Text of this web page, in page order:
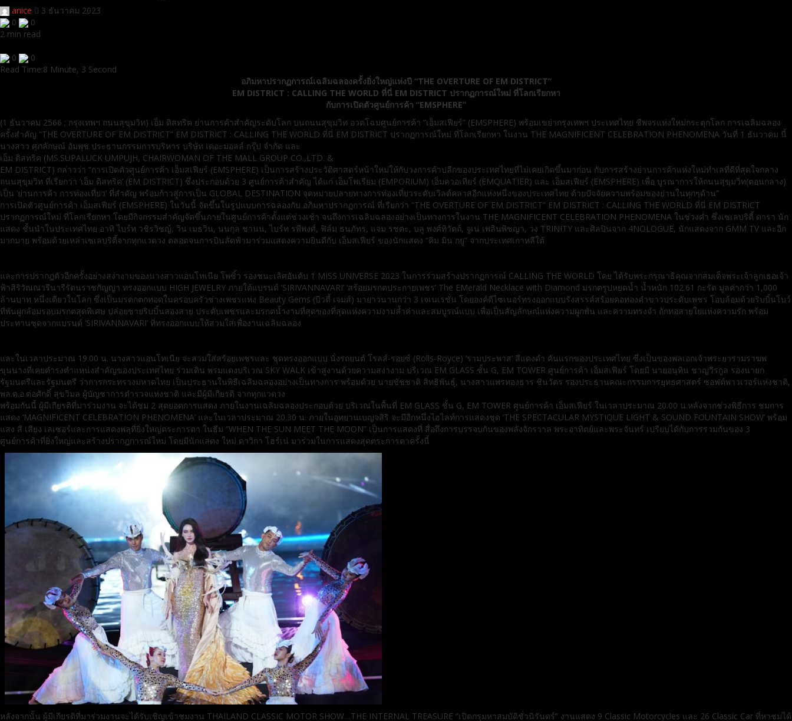
anice
3 ธันวาคม 2023
0
0
2 min read
0
0
Read Time:8 Minute, 3 Second
อภิมหาปรากฏการณ์เฉลิมฉลองครั้งยิ่งใหญ่แห่งปี “THE OVERTURE OF EM DISTRICT”
EM DISTRICT : CALLING THE WORLD ที่นี่ EM DISTRICT ปรากฏการณ์ใหม่ ที่โลกเรียกหา
กับการเปิดตัวศูนย์การค้า “EMSPHERE”
(1 ธันวาคม 2566 ; กรุงเทพฯ ถนนสุขุมวิท) เอ็ม ดิสทริค ย่านการค้าสำคัญระดับโลก บนถนนสุขุมวิท อวดโฉมศูนย์การค้า “เอ็มสเฟียร์” (EMSPHERE) พร้อมเขย่ากรุงเทพฯ ประเทศไทย ชีพจรแห่งใหม่กระตุกโลก การเฉลิมฉลอง
ครั้งสำคัญ “THE OVERTURE OF EM DISTRICT” EM DISTRICT : CALLING THE WORLD ที่นี่ EM DISTRICT ปรากฏการณ์ใหม่ ที่โลกเรียกหา ในงาน THE MAGNIFICENT CELEBRATION PHENOMENA วันที่ 1 ธันวาคม นี้
นางสาว ศุภลักษณ์ อัมพุช ประธานกรรมการบริหาร บริษัท เดอะมอลล์ กรุ๊ป จำกัด และ
เอ็ม ดิสทริค (MS.SUPALUCK UMPUJH, CHAIRWOMAN OF THE MALL GROUP CO.,LTD. &
EM DISTRICT) กล่าวว่า “การเปิดตัวศูนย์การค้า เอ็มสเฟียร์ (EMSPHERE) เป็นการสร้างประวัติศาสตร์หน้าใหม่ให้กับวงการค้าปลีกของประเทศไทยที่ไม่เคยเกิดขึ้นมาก่อน กับการสร้างย่านการค้าแห่งใหม่ทำเลที่ดีที่สุดใจกลาง
ถนนสุขุมวิท ที่เรียกว่า ‘เอ็ม ดิสทริค’ (EM DISTRICT) ซึ่งประกอบด้วย 3 ศูนย์การค้าสำคัญ ได้แก่ เอ็มโพเรียม (EMPORIUM) เอ็มควอเทียร์ (EMQUATIER) และ เอ็มสเฟียร์ (EMSPHERE) เพื่อ บูรณาการให้ถนนสุขุมวิท(ตอนกลาง)
เป็น ‘ย่านการค้า การท่องเที่ยว’ ที่สำคัญ พร้อมก้าวสู่การเป็น GLOBAL DESTINATION จุดหมายปลายทางการท่องเที่ยวระดับเวิลด์คลาสอีกแห่งหนึ่งของประเทศไทย ด้วยปัจจัยความพร้อมของย่านในทุกๆด้าน”
การเปิดตัวศูนย์การค้า เอ็มสเฟียร์ (EMSPHERE) ในวันนี้ จัดขึ้นในรูปแบบการฉลองกับ อภิมหาปรากฏการณ์ ที่เรียกว่า “THE OVERTURE OF EM DISTRICT” EM DISTRICT : CALLING THE WORLD ที่นี่ EM DISTRICT
ปรากฏการณ์ใหม่ ที่โลกเรียกหา โดยมีกิจกรรมสำคัญจัดขึ้นภายในศูนย์การค้าตั้งแต่ช่วงเช้า จนถึงการเฉลิมฉลองอย่างเป็นทางการในงาน THE MAGNIFICENT CELEBRATION PHENOMENA ในช่วงค่ำ ซึ่งเซเลบริตี้ ดารา นัก
แสดง ชั้นนำในประเทศไทย อาทิ ไบร์ท วชิรวิชญ์, วิน เมธวิน, นนกุล ชานน, ไบร์ท รพีพงศ์, ฟิล์ม ธนภัทร, แจม รชตะ, บลู พงศ์ทิวัตถ์, จูเน่ เพลินพิชญา, วง TRINITY และศิลปินจาก 4NOLOGUE, นักแสดงจาก GMM TV และอีก
มากมาย พร้อมด้วยเหล่าเซเลบริตี้จากทุกแวดวง ตลอดจนการบินลัดฟ้ามาร่วมแสดงความยินดีกับ เอ็มสเฟียร์ ของนักแสดง “คิม มิน กยู” จากประเทศเกาหลีใต้
และการปรากฏตัวอีกครั้งอย่างสง่างามของนางสาวแอนโทเนีย โพซิ้ว รองชนะเลิศอันดับ 1 MISS UNIVERSE 2023 ในการร่วมสร้างปรากฏการณ์ CALLING THE WORLD โดย ได้รับพระกรุณาธิคุณจากสมเด็จพระเจ้าลูกเธอเจ้า
ฟ้าสิริวัณณวรีนารีรัตนราชกัญญา ทรงออกแบบ HIGH JEWELRY ภายใต้แบรนด์ ‘SIRIVANNAVARI’ ‘สร้อยมรกตประกายเพชร’ The EMerald Necklace with Diamond มรกตรูปหยดนํ้า นํ้าหนัก 102.61 กะรัต มูลค่ากว่า 1,000
ล้านบาท หนึ่งเดียวในโลก ซึ่งเป็นมรดกตกทอดในครอบครัวช่างเพชรแห่ง Beauty Gems (บิวตี้ เจมส์) มายาวนานกว่า 3 เจเนเรชั่น โดยองค์ดีไซเนอร์ทรงออกแบบรังสรรค์สร้อยคอทองคําขาวประดับเพชร โอบล้อมด้วยริบบิ้นโบว์
ที่พันผูกล้อมรอบมรกตสุดพิเศษ ปล่อยชายริบบิ้นสองสาย ประดับเพชรและมรกตนํ้างามที่สุดของที่สุดแห่งความงามลํ้าค่าและสมบูรณ์แบบ เพื่อเป็นสัญลักษณ์แห่งความผูกพัน และความทรงจํา ถักทอสายใยแห่งความรัก พร้อม
ประทานชุดจากแบรนด์ ‘SIRIVANNAVARI’ ที่ทรงออกแบบให้สวมใส่เพื่องานเฉลิมฉลอง
และในเวลาประมาณ 19.00 น. นางสาวแอนโทเนีย จะสวมใส่สร้อยเพชรและ ชุดทรงออกแบบ นั่งรถยนต์ โรลส์-รอยซ์ (Rolls-Royce) ‘รามประพาส’ สีแดงดำ คันแรกของประเทศไทย ซึ่งเป็นของพลเอกเจ้าพระยารามราฆพ
ขุนนางที่เคยดำรงตำแหน่งสำคัญของประเทศไทย ร่วมเดิน พรมแดงบริเวณ SKY WALK เข้าสู่งานด้วยความสง่างาม บริเวณ EM GLASS ชั้น G, EM TOWER ศูนย์การค้า เอ็มสเฟียร์ โดยมี นายอนุทิน ชาญวีรกูล รองนายก
รัฐมนตรีและรัฐมนตรี ว่าการกระทรวงมหาดไทย เป็นประธานในพิธีเฉลิมฉลองอย่างเป็นทางการ พร้อมด้วย นายชัชชาติ สิทธิพันธุ์, นางสาวแพรทองธาร ชินวัตร รองประธานคณะกรรมการยุทธศาสตร์ ซอฟต์พาวเวอร์แห่งชาติ,
พล.ต.อ.ต่อศักดิ์ สุขวิมล ผู้บัญชาการตำรวจแห่งชาติ และมีผู้มีเกียรติ จากทุกแวดวง
พร้อมกันนี้ ผู้มีเกียรติที่มาร่วมงาน จะได้ชม 2 สุดยอดการแสดง ภายในงานเฉลิมฉลองประกอบด้วย บริเวณในพื้นที่ EM GLASS ชั้น G, EM TOWER ศูนย์การค้า เอ็มสเฟียร์ ในเวลาประมาณ 20.00 น.หลังจากช่วงพิธีการ ชมการ
แสดง ‘MAGNIFICENT CELEBRATION PHENOMENA’ และในเวลาประมาณ 20.30 น. ภายในอุทยานเบญจสิริ จะมีอีกหนึ่งไฮไลท์การแสดงชุด ‘THE SPECTACULAR MYSTIQUE LIGHT & SOUND FOUNTAIN SHOW’ พร้อม
แสง สี เสียง เลเซอร์และการแสดงพลุที่ยิ่งใหญ่ตระการตา ในธีม “WHEN THE SUN MEET THE MOON” เป็นการแสดงที่ สื่อถึงการบรรจบกันของพลังจักรวาล พระอาทิตย์และพระจันทร์ เปรียบได้กับการรวมกันของ 3
ศูนย์การค้าที่ยิ่งใหญ่และสร้างปรากฏการณ์ใหม่ โดยมีนักแสดง ใหม่ ดาวิกา โฮร์เน่ มาร่วมในการแสดงสุดตระการตาครั้งนี้
หลังจากนั้น ผู้มีเกียรติที่มาร่วมงานจะได้รับเชิญเข้าชมงาน THAILAND CLASSIC MOTOR SHOW…THE INTERNAL TREASURE “เปิดกรุมหาสมบัติชั่วนิรันดร์” งานแสดง 9 Classic Motorcycles และ 26 Classic Car ที่หาชมได้